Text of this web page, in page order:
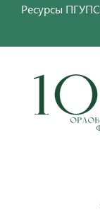
Ресурсы ПГУПС